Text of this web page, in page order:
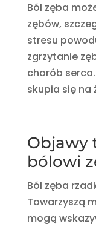
Ból zęba
zębów,
stresu
zgrzytanie
chorób
skupia się na
Objawy
bólowi
Ból zęba
Towarzyszą
mogą